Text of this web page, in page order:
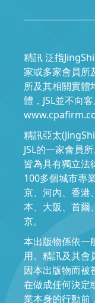
精訊 泛指
家或多家會員所
所及其相關實體
體，JSL並不向
精訊亞太
JSL的一家會員
皆為具有獨立法
100多個城市專
京、河內、香港
本、大阪、首爾
京。
本出版物係依一
用。精訊及其會
因本出版物而被
在做成任何決定
業本身的行動前